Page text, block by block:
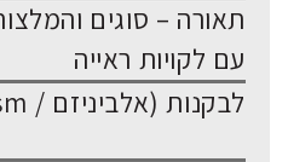
תאורה – סוגים
עם לקויות ראייה
לבקנות (אלביניזם / Albinism)